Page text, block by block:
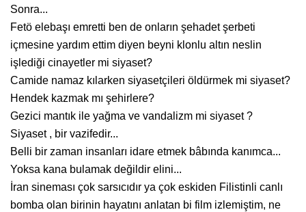
Sonra...
Fetö elebaşı emretti ben de onların şehadet şerbeti
içmesine yardım ettim diyen beyni klonlu altın neslin
işlediği cinayetler mi siyaset?
Camide namaz kılarken siyasetçileri öldürmek mi siyaset?
Hendek kazmak mı şehirlere?
Gezici mantık ile yağma ve vandalizm mi siyaset ?
Siyaset , bir vazifedir...
Belli bir zaman insanları idare etmek bâbında kanımca...
Yoksa kana bulamak değildir elini...
İran sineması çok sarsıcıdır ya çok eskiden Filistinli canlı
bomba olan birinin hayatını anlatan bi film izlemiştim, ne